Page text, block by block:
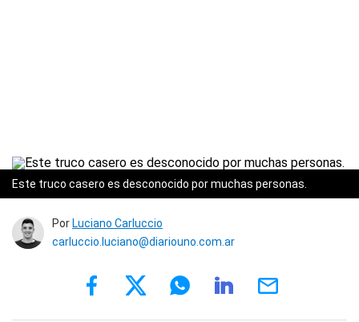
Este truco casero es desconocido por muchas personas.
Por Luciano Carluccio
carluccio.luciano@diariouno.com.ar